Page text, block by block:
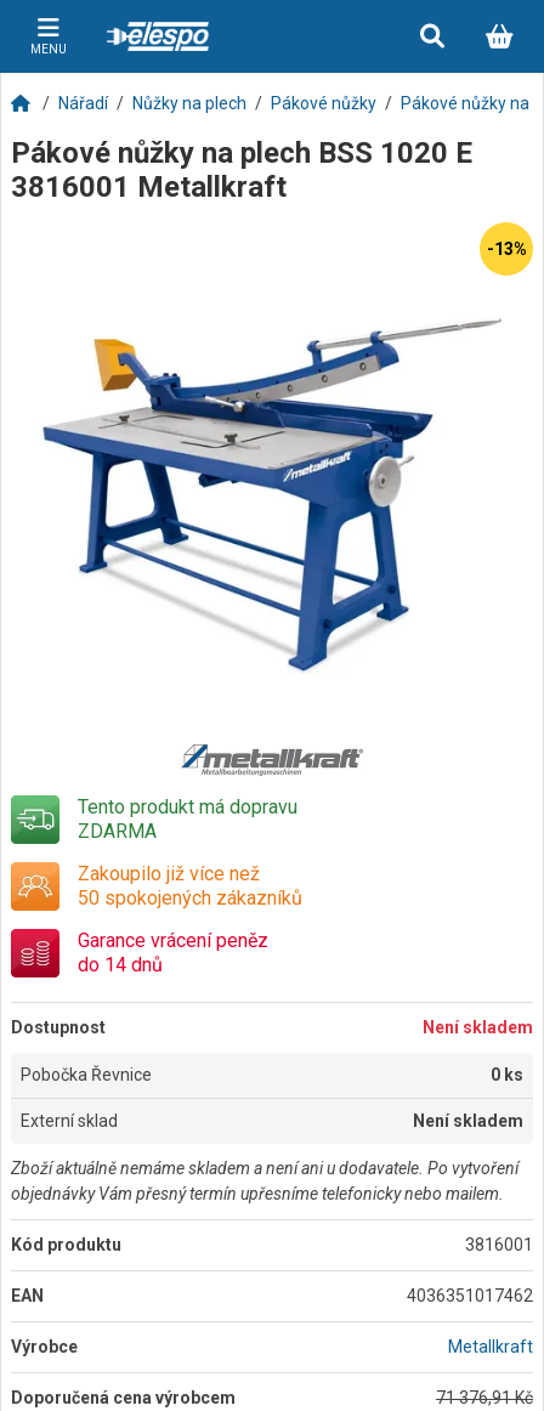
MENU
Nářadí Nůžky na plech Pákové nůžky Pákové nůžky na
Pákové nůžky na plech BSS 1020 E
3816001 Metallkraft
-13%
Tento produkt má dopravu
ZDARMA
Zakoupilo již více než
50 spokojených zákazníků
Garance vrácení peněz
do 14 dnů
Dostupnost Není skladem
Pobočka Řevnice 0 ks
Externí sklad Není skladem
Zboží aktuálně nemáme skladem a není ani u dodavatele. Po vytvoření
objednávky Vám přesný termín upřesníme telefonicky nebo mailem.
Kód produktu 3816001
EAN 4036351017462
Výrobce Metallkraft
Doporučená cena výrobcem
71 376,91 Kč